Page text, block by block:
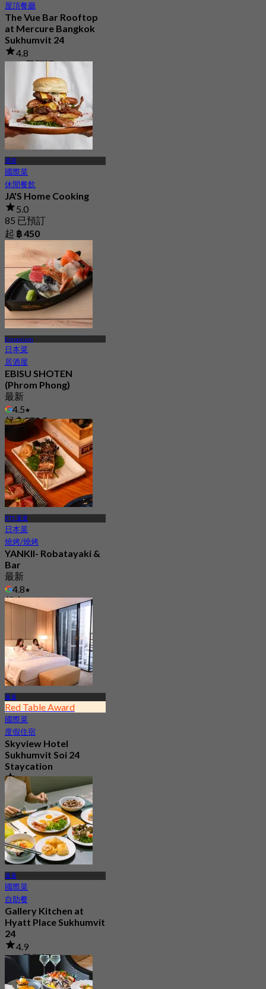
屋頂餐廳
The Vue Bar Rooftop
at Mercure Bangkok
Sukhumvit 24
4.8
4.1K 已預訂
฿ 497.5
通羅
國際菜
休閒餐飲
JA'S Home Cooking
5.0
85 已預訂
起 ฿ 450
Emporium
日本菜
居酒屋
EBISU SHOTEN
(Phrom Phong)
最新
4.5
起฿ 372.5
BTS 蓬蓬
日本菜
燒烤/燒烤
YANKII- Robatayaki &
Bar
最新
4.8
起฿ 2,663.33
蓬蓬
Red Table Award
國際菜
度假住宿
Skyview Hotel
Sukhumvit Soi 24
Staycation
4.7
10.5K 已預訂
起
฿ 2,995
蓬蓬
國際菜
自助餐
Gallery Kitchen at
Hyatt Place Sukhumvit
24
4.9
465 已預訂
฿ 249.5